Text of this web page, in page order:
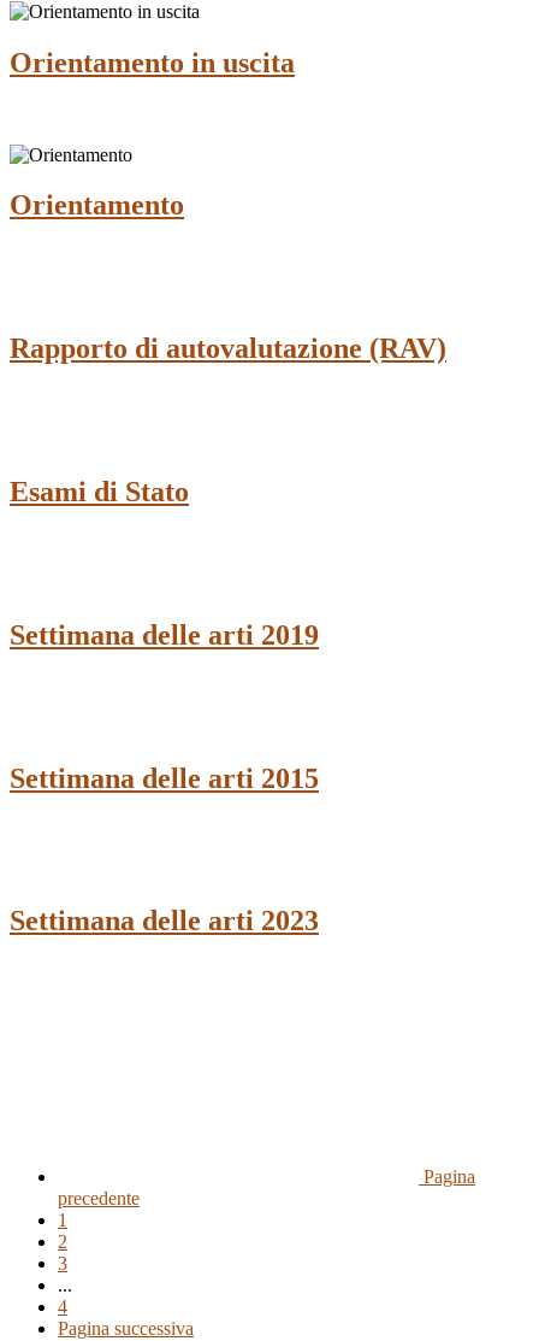
Orientamento in uscita
Orientamento
Rapporto di autovalutazione (RAV)
Esami di Stato
Settimana delle arti 2019
Settimana delle arti 2015
Settimana delle arti 2023
Pagina
precedente
1
2
3
...
4
Pagina successiva